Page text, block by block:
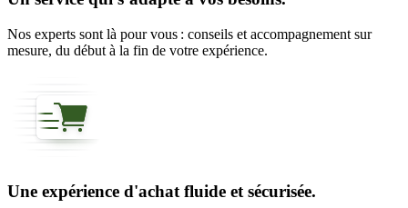
Nos experts sont là pour vous : conseils et accompagnement sur
mesure, du début à la fin de votre expérience.
Une expérience d'achat fluide et sécurisée.